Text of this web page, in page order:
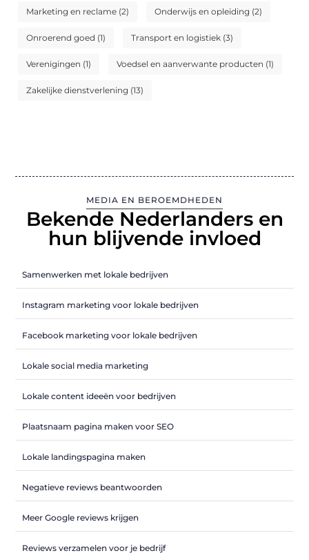
Marketing en reclame (2) Onderwijs en opleiding (2)
Onroerend goed (1) Transport en logistiek (3)
Verenigingen (1) Voedsel en aanverwante producten (1)
Zakelijke dienstverlening (13)
MEDIA EN BEROEMDHEDEN
Bekende Nederlanders en
hun blijvende invloed
Samenwerken met lokale bedrijven
Instagram marketing voor lokale bedrijven
Facebook marketing voor lokale bedrijven
Lokale social media marketing
Lokale content ideeën voor bedrijven
Plaatsnaam pagina maken voor SEO
Lokale landingspagina maken
Negatieve reviews beantwoorden
Meer Google reviews krijgen
Reviews verzamelen voor je bedrijf